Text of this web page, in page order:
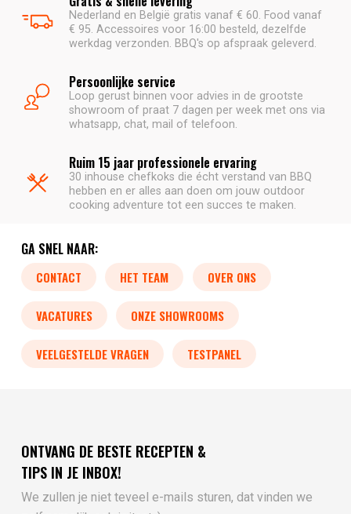
Nederland en België gratis vanaf € 60. Food vanaf
€ 95. Accessoires voor 16:00 besteld, dezelfde
werkdag verzonden. BBQ's op afspraak geleverd.
Persoonlijke service
Loop gerust binnen voor advies in de grootste
showroom of praat 7 dagen per week met ons via
whatsapp, chat, mail of telefoon.
Ruim 15 jaar professionele ervaring
30 inhouse chefkoks die écht verstand van BBQ
hebben en er alles aan doen om jouw outdoor
cooking adventure tot een succes te maken.
GA SNEL NAAR:
CONTACT HET TEAM OVER ONS
VACATURES ONZE SHOWROOMS
VEELGESTELDE VRAGEN TESTPANEL
ONTVANG DE BESTE RECEPTEN &
TIPS IN JE INBOX!
We zullen je niet teveel e-mails sturen, dat vinden we